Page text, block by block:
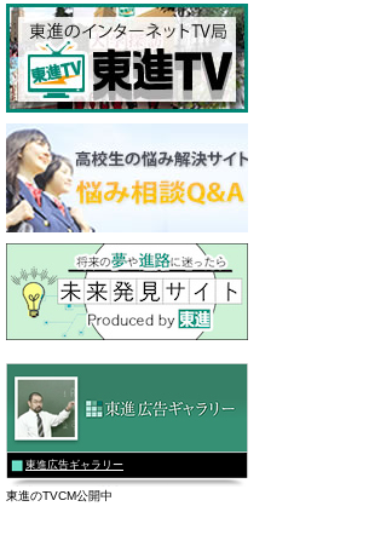
東進広告ギャラリー
東進のTVCM公開中